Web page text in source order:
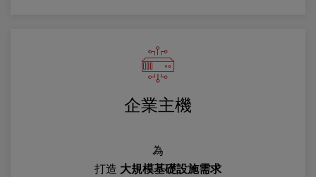
企業主機
為
打造 大規模基礎設施需求